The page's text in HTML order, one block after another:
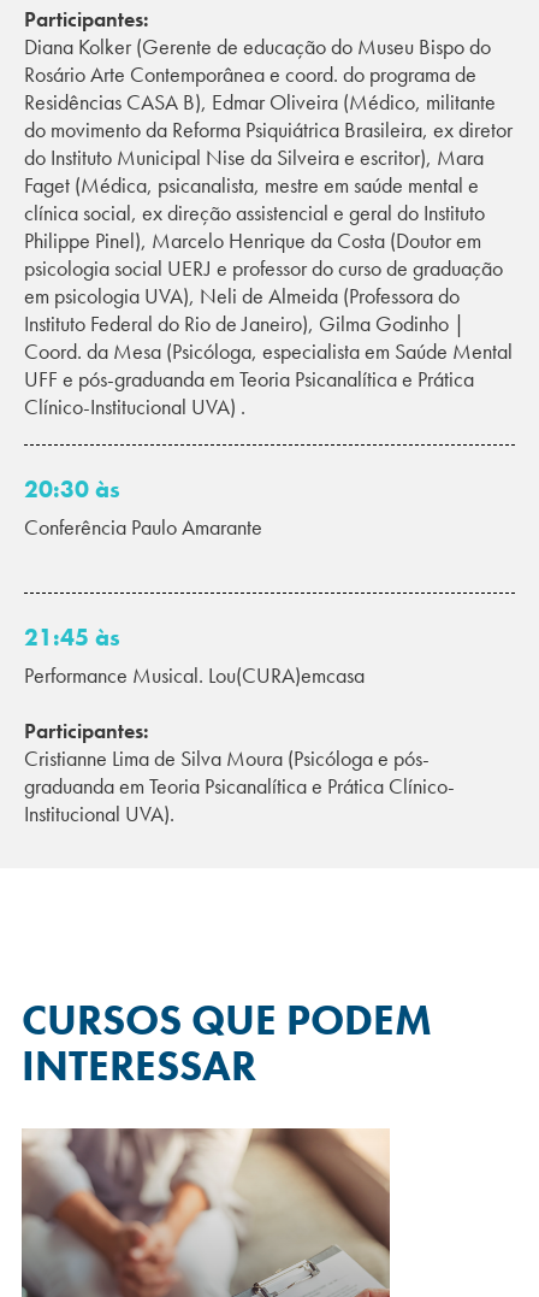
Participantes:
Diana Kolker (Gerente de educação do Museu Bispo do
Rosário Arte Contemporânea e coord. do programa de
Residências CASA B), Edmar Oliveira (Médico, militante
do movimento da Reforma Psiquiátrica Brasileira, ex diretor
do Instituto Municipal Nise da Silveira e escritor), Mara
Faget (Médica, psicanalista, mestre em saúde mental e
clínica social, ex direção assistencial e geral do Instituto
Philippe Pinel), Marcelo Henrique da Costa (Doutor em
psicologia social UERJ e professor do curso de graduação
em psicologia UVA), Neli de Almeida (Professora do
Instituto Federal do Rio de Janeiro), Gilma Godinho |
Coord. da Mesa (Psicóloga, especialista em Saúde Mental
UFF e pós-graduanda em Teoria Psicanalítica e Prática
Clínico-Institucional UVA) .
20:30 às
Conferência Paulo Amarante
21:45 às
Performance Musical. Lou(CURA)emcasa
Participantes:
Cristianne Lima de Silva Moura (Psicóloga e pós-
graduanda em Teoria Psicanalítica e Prática Clínico-
Institucional UVA).
CURSOS QUE PODEM
INTERESSAR